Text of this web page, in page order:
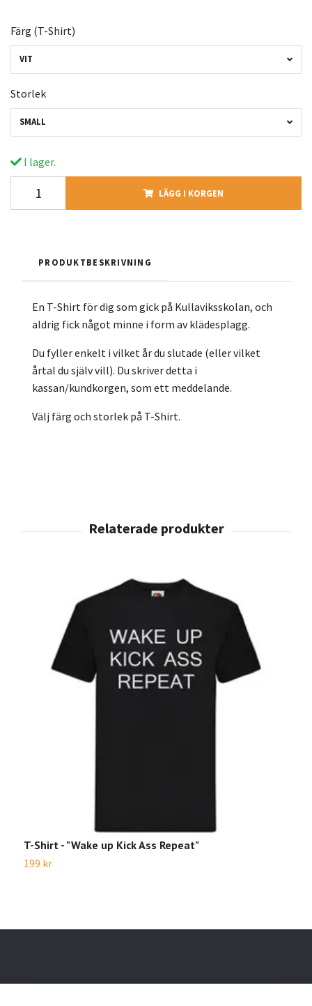
Färg (T-Shirt)
VIT
Storlek
SMALL
I lager.
LÄGG I KORGEN
PRODUKTBESKRIVNING
En T-Shirt för dig som gick på Kullaviksskolan, och
aldrig fick något minne i form av klädesplagg.
Du fyller enkelt i vilket år du slutade (eller vilket
årtal du själv vill). Du skriver detta i
kassan/kundkorgen, som ett meddelande.
Välj färg och storlek på T-Shirt.
T-Shirt - "Wake up Kick Ass Repeat"
199 kr